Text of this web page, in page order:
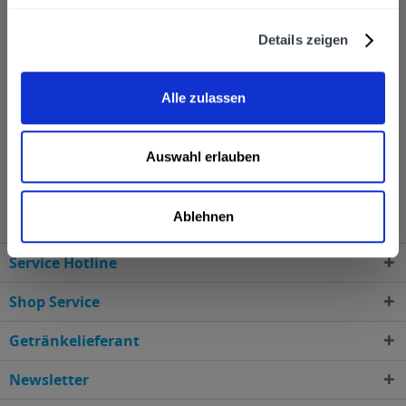
Details zeigen
Alle zulassen
Auswahl erlauben
Ablehnen
Heute kennt jeder Genussmensch den Namen Ziegler
Orten und Postleitzahl-Gebieten geliefert
Service Hotline
Shop Service
Getränkelieferant
Newsletter